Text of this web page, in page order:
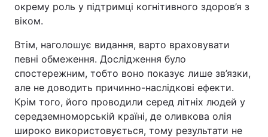
окрему роль у підтримці когнітивного здоров’я з
віком.
Втім, наголошує видання, варто враховувати
певні обмеження. Дослідження було
спостережним, тобто воно показує лише зв’язки,
але не доводить причинно-наслідкові ефекти.
Крім того, його проводили серед літніх людей у
середземноморській країні, де оливкова олія
широко використовується, тому результати не